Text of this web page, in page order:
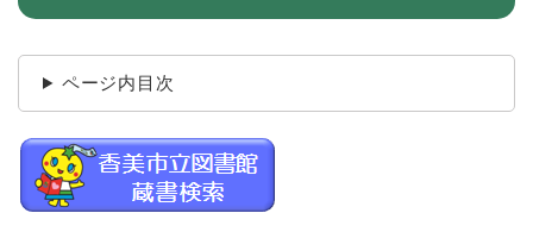
ページ内目次